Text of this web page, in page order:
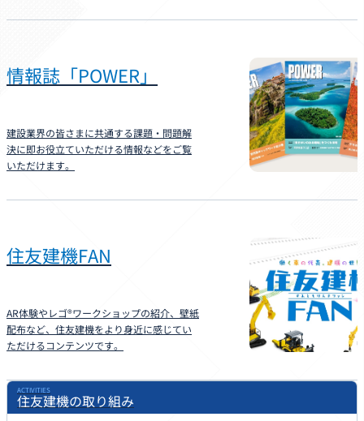
情報誌「POWER」
建設業界の皆さまに共通する課題・問題解
決に即お役立ていただける情報などをご覧
いただけます。
住友建機FAN
AR体験やレゴ®ワークショップの紹介、壁紙
配布など、住友建機をより身近に感じてい
ただけるコンテンツです。
住友建機の取り組み
ACTIVITIES